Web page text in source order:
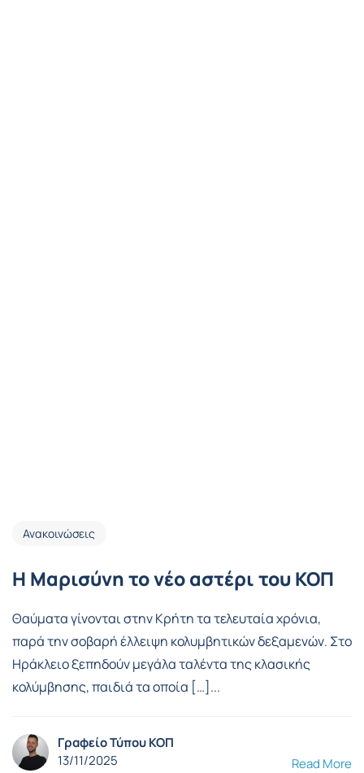
Ανακοινώσεις
Η Μαρισύνη το νέο αστέρι του ΚΟΠ
Θαύματα γίνονται στην Κρήτη τα τελευταία χρόνια,
παρά την σοβαρή έλλειψη κολυμβητικών δεξαμενών. Στο
Ηράκλειο ξεπηδούν μεγάλα ταλέντα της κλασικής
κολύμβησης, παιδιά τα οποία […]...
Γραφείο Τύπου ΚΟΠ
13/11/2025
Read More